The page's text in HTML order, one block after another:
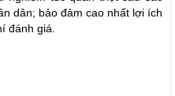
ảnh
dân; bảo đảm cao nhất lợi ích
đánh giá.